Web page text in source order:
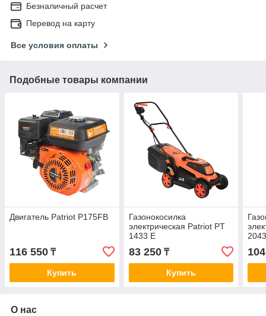
Безналичный расчет
Перевод на карту
Все условия оплаты
Подобные товары компании
Двигатель Patriot P175FВ
116 550 ₸
Купить
Газонокосилка
электрическая Patriot PT
1433 Е
83 250₸
Купить
О нас